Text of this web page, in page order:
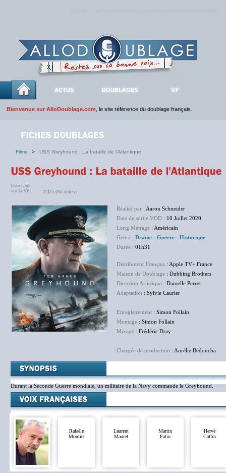
ACTUS DOUBLAGES V.F
Bienvenue sur AlloDoublage.com , le site référence du doublage français.
Films > USS Greyhound : La bataille de l'Atlantique
Votre avis
sur la VF :
2.1/5 (86 notes)
Réalisé par : Aaron Schneider
Date de sortie VOD : 10 Juillet 2020
Long Métrage : Américain
Genre : Drame - Guerre - Historique
Durée : 01h31
Distributeur Français : Apple TV+ France
Maison de Doublage : Dubbing Brothers
Direction Artistique : Danielle Perret
Adaptation : Sylvie Caurier
Enregistrement : Simon Follain
Montage : Simon Follain
Mixage : Frédéric Dray
Chargée de production : Aurélie Bédoucha
Durant la Seconde Guerre mondiale, un militaire de la Navy commande le Greyhound.
Rafaèle
Moutier
Laurent
Maurel
Martin
Faliu
Hervé
Caffin